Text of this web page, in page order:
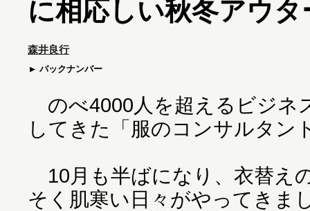
に相応しい秋冬アウ
森井良行
バックナンバー
のべ4000人を超えるビジネ
してきた「服のコンサルタン
10月も半ばになり、衣替え
そく肌寒い日々がやってきま